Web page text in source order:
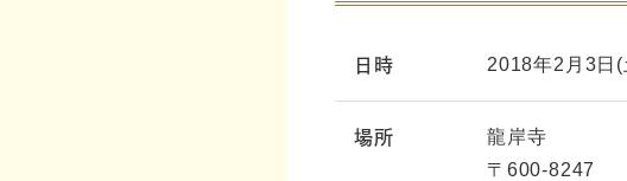
日時 2018年2月3日
場所
龍岸寺
〒600-8247